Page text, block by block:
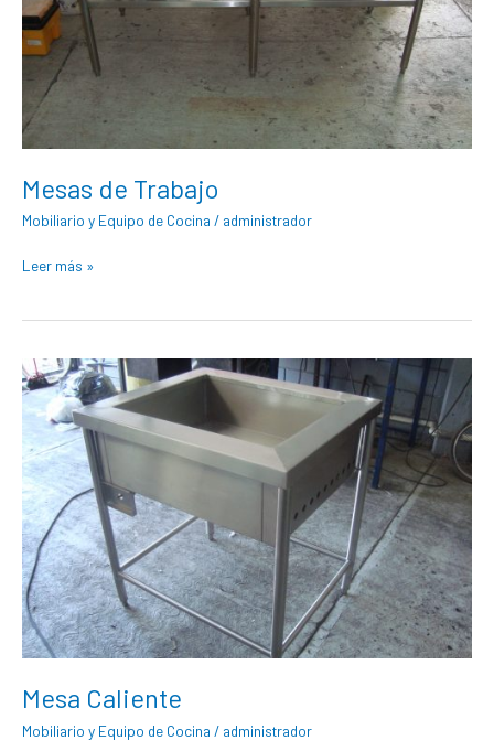
Mesas de Trabajo
Mobiliario y Equipo de Cocina / administrador
Leer más »
Mesa Caliente
Mobiliario y Equipo de Cocina / administrador
Mesa
Caliente